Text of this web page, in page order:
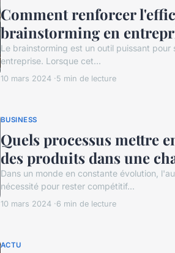
Comment renforcer
brainstorming en
Le brainstorming est un outil puissant
entreprise. Lorsque cet...
10 mars 2024 5 min de lecture
BUSINESS
Quels processus mettre
des produits dans une
Dans un monde en constante évolution,
nécessité pour rester compétitif...
10 mars 2024 6 min de lecture
ACTU